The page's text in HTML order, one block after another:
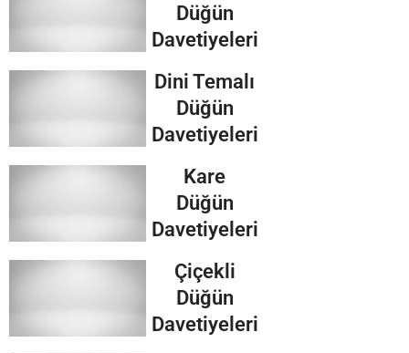
Düğün
Davetiyeleri
Dini Temalı
Düğün
Davetiyeleri
Kare
Düğün
Davetiyeleri
Çiçekli
Düğün
Davetiyeleri